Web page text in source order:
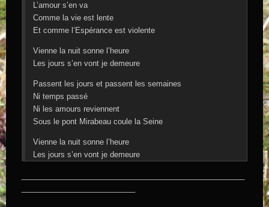
L’amour s’en va
Comme la vie est lente
Et comme l’Espérance est violente
Vienne la nuit sonne l’heure
Les jours s’en vont je demeure
Passent les jours et passent les semaines
Ni temps passé
Ni les amours reviennent
Sous le pont Mirabeau coule la Seine
Vienne la nuit sonne l’heure
Les jours s’en vont je demeure